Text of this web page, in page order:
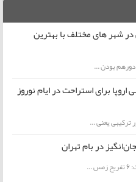
شهر های مختلف با بهترین
دورهم بودن ...
اروپا برای استراحت در ایام نوروز
ترکیبی یعنی ...
...